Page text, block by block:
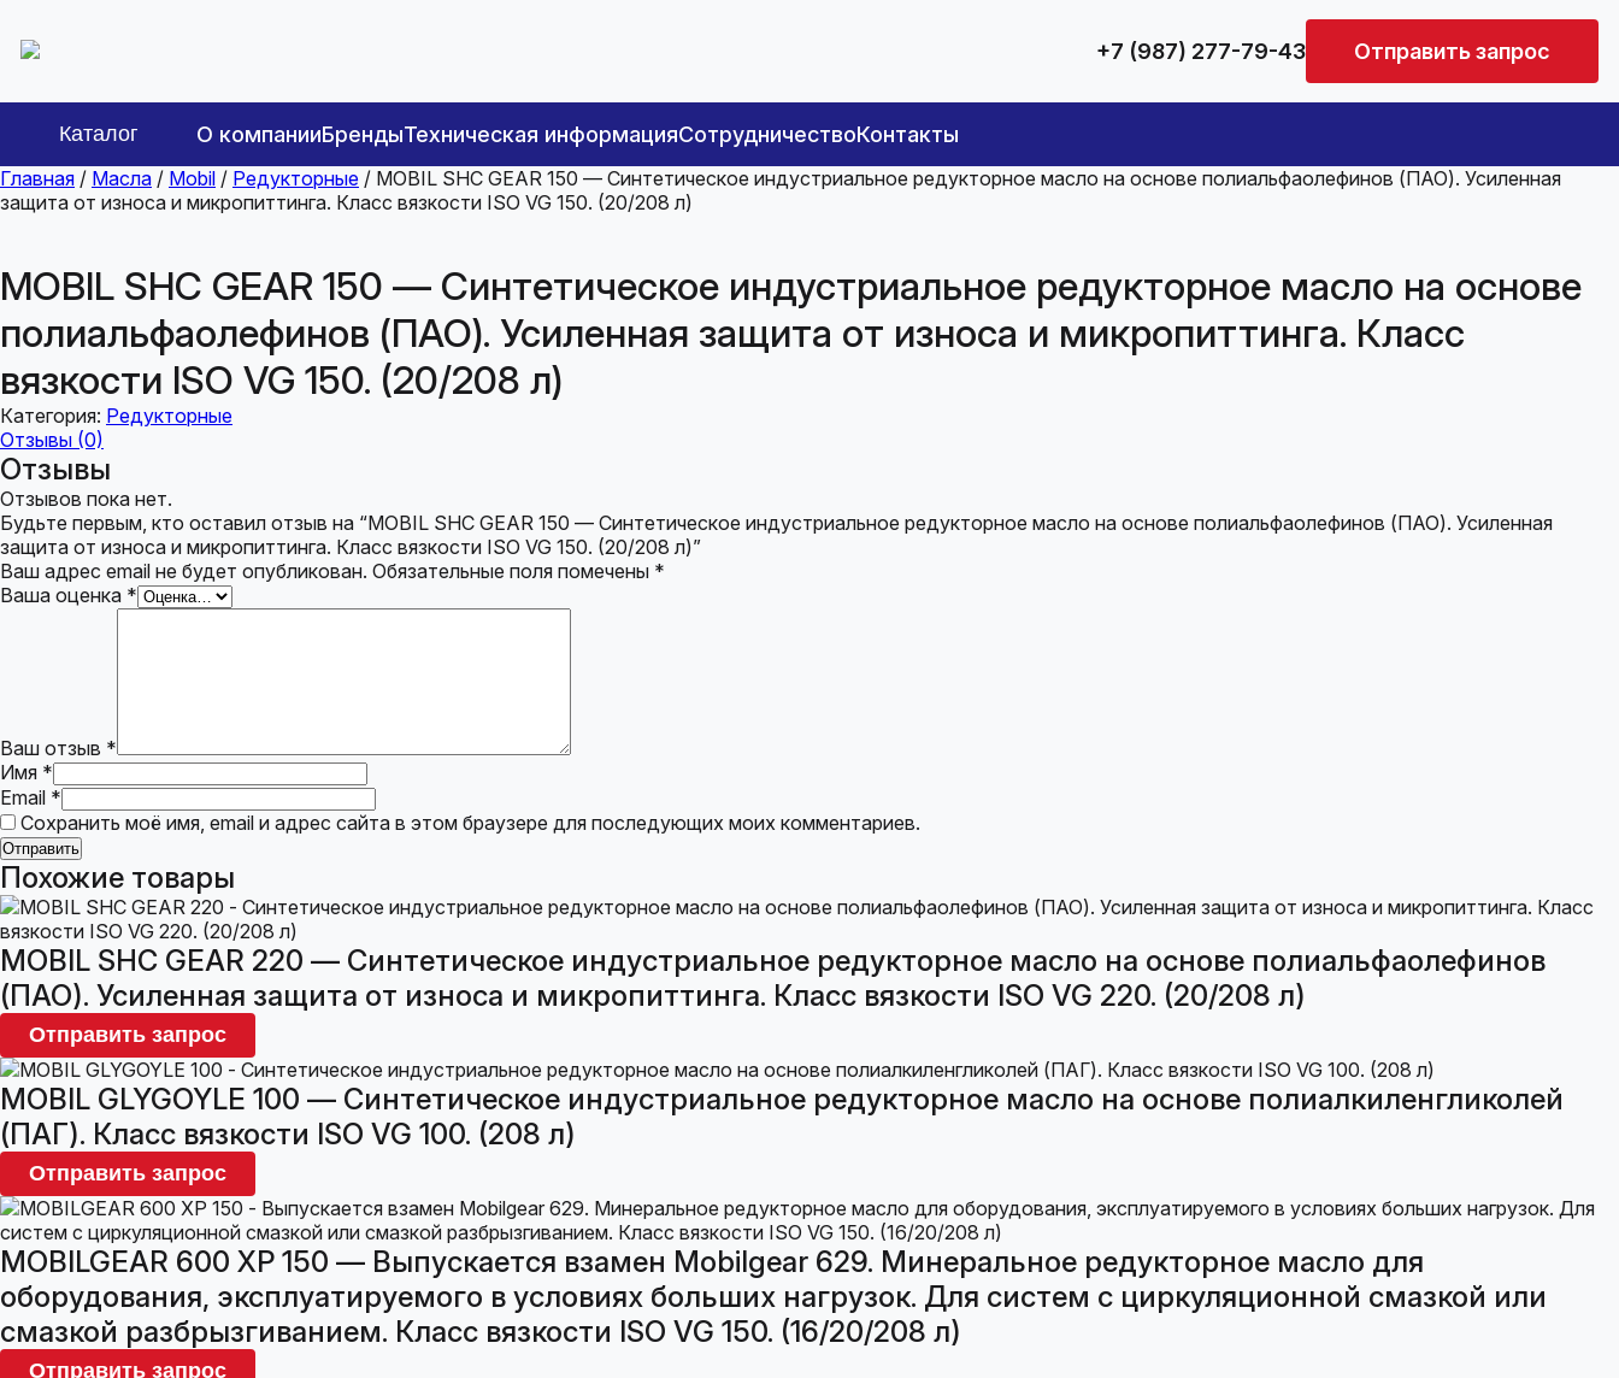
+7 (987) 277-79-43 Отправить запрос
Каталог О компанииБрендыТехническая информацияСотрудничествоКонтакты
Главная / Масла / Mobil / Редукторные / MOBIL SHC GEAR 150 — Синтетическое индустриальное редукторное масло на основе полиальфаолефинов (ПАО). Усиленная
защита от износа и микропиттинга. Класс вязкости ISO VG 150. (20/208 л)
MOBIL SHC GEAR 150 — Синтетическое индустриальное редукторное масло на основе
полиальфаолефинов (ПАО). Усиленная защита от износа и микропиттинга. Класс
вязкости ISO VG 150. (20/208 л)
Категория: Редукторные
Отзывы (0)
Отзывы
Отзывов пока нет.
Будьте первым, кто оставил отзыв на “MOBIL SHC GEAR 150 — Синтетическое индустриальное редукторное масло на основе полиальфаолефинов (ПАО). Усиленная
защита от износа и микропиттинга. Класс вязкости ISO VG 150. (20/208 л)”
Ваш адрес email не будет опубликован. Обязательные поля помечены *
Ваша оценка *
Ваш отзыв *
Имя *
Email *
Сохранить моё имя, email и адрес сайта в этом браузере для последующих моих комментариев.
Похожие товары
MOBIL SHC GEAR 220 — Синтетическое индустриальное редукторное масло на основе полиальфаолефинов
(ПАО). Усиленная защита от износа и микропиттинга. Класс вязкости ISO VG 220. (20/208 л)
Отправить запрос
MOBIL GLYGOYLE 100 — Синтетическое индустриальное редукторное масло на основе полиалкиленгликолей
(ПАГ). Класс вязкости ISO VG 100. (208 л)
Отправить запрос
MOBILGEAR 600 XP 150 — Выпускается взамен Mobilgear 629. Минеральное редукторное масло для
оборудования, эксплуатируемого в условиях больших нагрузок. Для систем с циркуляционной смазкой или
смазкой разбрызгиванием. Класс вязкости ISO VG 150. (16/20/208 л)
Отправить запрос